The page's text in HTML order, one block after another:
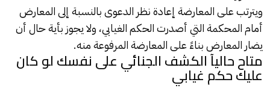
ويترتب على المعارضة إعادة نظر الدعوى بالنسبة إلى المعارض
أمام المحكمة التي أصدرت الحكم الغيابي، ولا يجوز بأية حال أن
يضار المعارض بناءً على المعارضة المرفوعة منه.
متاح حاليآ الكشف الجنائي على نفسك لو كان
عليك حكم غيابي